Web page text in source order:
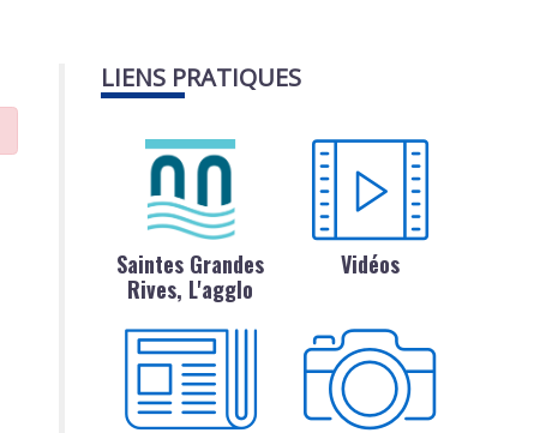
LIENS PRATIQUES
Saintes Grandes
Rives, L'agglo
Vidéos